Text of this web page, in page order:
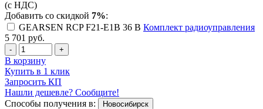
(с НДС)
Добавить со скидкой 7%:
GEARSEN RCP F21-E1B 36 B Комплект радиоуправления
5 701 руб.
- +
В корзину
Купить в 1 клик
Запросить КП
Нашли дешевле? Сообщите!
Способы получения в:
Новосибирск